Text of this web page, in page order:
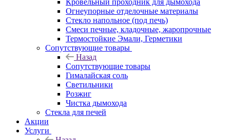
Кровельный проходник для дымохода
Огнеупорные отделочные материалы
Стекло напольное (под печь)
Смеси печные, кладочные, жаропрочные
Термостойкие Эмали, Герметики
Сопутствующие товары
Назад
Сопутствующие товары
Гималайская соль
Светильники
Розжиг
Чистка дымохода
Стекла для печей
Акции
Услуги